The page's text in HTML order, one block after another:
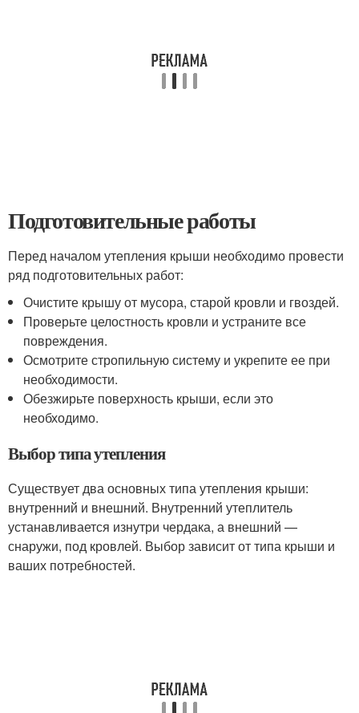
Подготовительные работы
Перед началом утепления крыши необходимо провести
ряд подготовительных работ:
Очистите крышу от мусора, старой кровли и гвоздей.
Проверьте целостность кровли и устраните все
повреждения.
Осмотрите стропильную систему и укрепите ее при
необходимости.
Обезжирьте поверхность крыши, если это
необходимо.
Выбор типа утепления
Существует два основных типа утепления крыши:
внутренний и внешний. Внутренний утеплитель
устанавливается изнутри чердака, а внешний —
снаружи, под кровлей. Выбор зависит от типа крыши и
ваших потребностей.